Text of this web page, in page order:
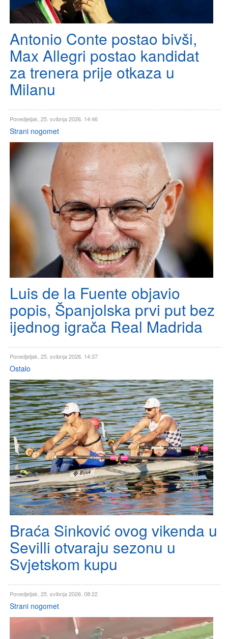
Antonio Conte postao bivši,
Max Allegri postao kandidat
za trenera prije otkaza u
Milanu
Ponedjeljak, 25. svibnja 2026. 14:46
Strani nogomet
Luis de la Fuente objavio
popis, Španjolska prvi put bez
ijednog igrača Real Madrida
Ponedjeljak, 25. svibnja 2026. 14:37
Ostalo
Braća Sinković ovog vikenda u
Sevilli otvaraju sezonu u
Svjetskom kupu
Ponedjeljak, 25. svibnja 2026. 08:22
Strani nogomet